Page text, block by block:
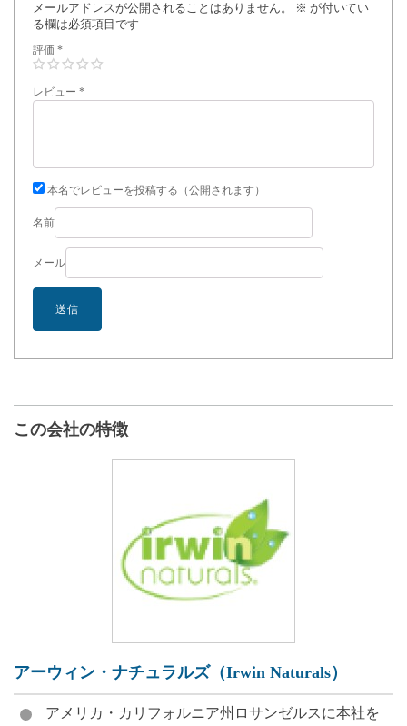
メールアドレスが公開されることはありません。
※ が付いてい
る欄は必須項目です
評価 *
レビュー *
本名でレビューを投稿する（公開されます）
名前
メール
この会社の特徴
アーウィン・ナチュラルズ（Irwin Naturals）
アメリカ・カリフォルニア州ロサンゼルスに本社を